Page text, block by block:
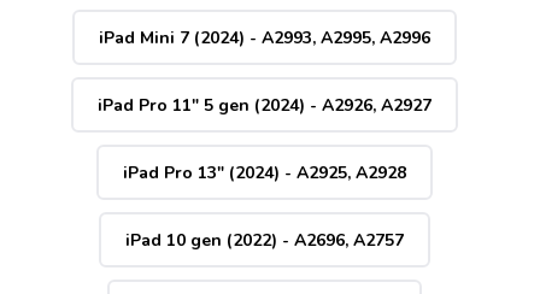
iPad Mini 7 (2024) - A2993, A2995, A2996
iPad Pro 11" 5 gen (2024) - A2926, A2927
iPad Pro 13" (2024) - A2925, A2928
iPad 10 gen (2022) - A2696, A2757